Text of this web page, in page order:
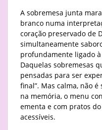
A sobremesa junta
branco numa
coração preservado de
simultaneamente
profundamente ligado
Daquelas sobremesas
pensadas para ser
final”. Mas calma, não
na memória, o menu
ementa e com pratos
acessíveis.